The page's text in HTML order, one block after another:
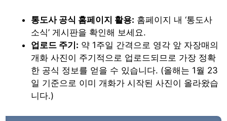
통도사 공식 홈페이지 활용: 홈페이지 내 ‘통도사
소식’ 게시판을 확인해 보세요.
업로드 주기: 약 1주일 간격으로 영각 앞 자장매의
개화 사진이 주기적으로 업로드되므로 가장 정확
한 공식 정보를 얻을 수 있습니다. (올해는 1월 23
일 기준으로 이미 개화가 시작된 사진이 올라왔습
니다.)